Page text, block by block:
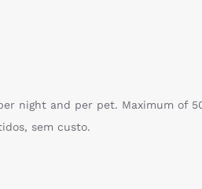
night and per pet. Maximum of
sem custo.